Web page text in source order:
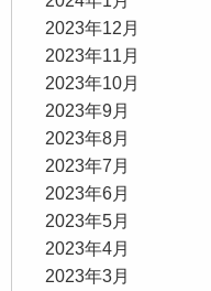
2023年12月
2023年11月
2023年10月
2023年9月
2023年8月
2023年7月
2023年6月
2023年5月
2023年4月
2023年3月